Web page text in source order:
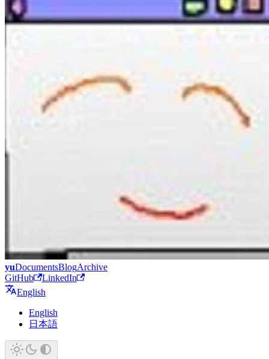
yuDocumentsBlogArchive
GitHub
LinkedIn
English
English
日本語